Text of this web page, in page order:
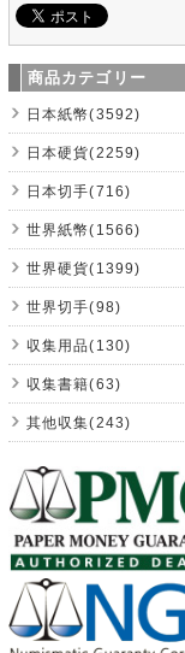
商品カテゴリー
日本紙幣(3592)
日本硬貨(2259)
日本切手(716)
世界紙幣(1566)
世界硬貨(1399)
世界切手(98)
収集用品(130)
収集書籍(63)
其他収集(243)